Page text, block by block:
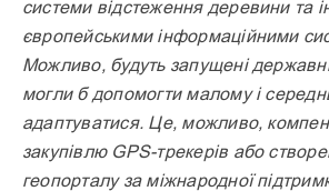
системи відстеження деревини та
європейськими інформаційними
Можливо, будуть запущені
могли б допомогти малому і
адаптуватися. Це, можливо,
закупівлю GPS-трекерів або
геопорталу за міжнародної